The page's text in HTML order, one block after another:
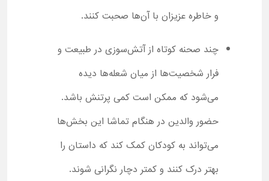
و خاطره عزیزان با آن‌ها صحبت کنند.
چند صحنه کوتاه از آتش‌سوزی در طبیعت و
فرار شخصیت‌ها از میان شعله‌ها دیده
می‌شود که ممکن است کمی پرتنش باشد.
حضور والدین در هنگام تماشا این بخش‌ها
می‌تواند به کودکان کمک کند که داستان را
بهتر درک کنند و کمتر دچار نگرانی شوند.